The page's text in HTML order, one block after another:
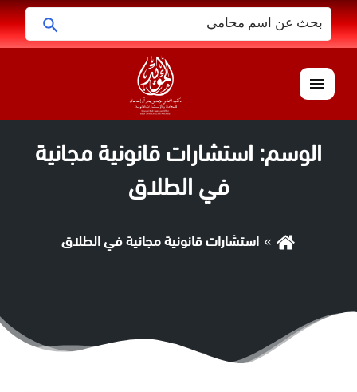
البحث
عن:
القائمة
الوسم: استشارات قانونية مجانية
في الطلاق
استشارات قانونية مجانية في الطلاق